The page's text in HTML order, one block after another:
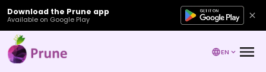
Download the Prune app
Available on Google Play
EN